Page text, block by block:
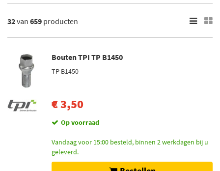
Merk
Simoni Racing (10)
H&R (530)
Mcgard (68)
32van 659 producten
Bouten TPI TP B1450
TP B1450
€ 3,50
Op voorraad
Vandaag voor 15:00 besteld, binnen 2 werkdagen bij u
geleverd.